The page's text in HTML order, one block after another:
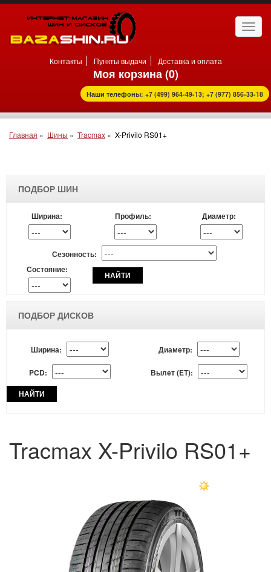
Контакты Пункты выдачи Доставка и оплата
Моя корзина (0)
Наши телефоны: +7 (499) 964-49-13; +7 (977) 856-33-18
Главная » Шины » Tracmax » X-Privilo RS01+
ПОДБОР ШИН
Ширина: Профиль: Диаметр:
Сезонность:
Состояние:
НАЙТИ
ПОДБОР ДИСКОВ
Ширина: Диаметр:
PCD:
Вылет (ET):
НАЙТИ
Tracmax X-Privilo RS01+